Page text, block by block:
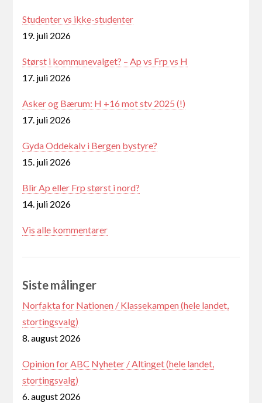
Studenter vs ikke-studenter
19. juli 2026
Størst i kommunevalget? – Ap vs Frp vs H
17. juli 2026
Asker og Bærum: H +16 mot stv 2025 (!)
17. juli 2026
Gyda Oddekalv i Bergen bystyre?
15. juli 2026
Blir Ap eller Frp størst i nord?
14. juli 2026
Vis alle kommentarer
Siste målinger
Norfakta for Nationen / Klassekampen (hele landet,
stortingsvalg)
8. august 2026
Opinion for ABC Nyheter / Altinget (hele landet,
stortingsvalg)
6. august 2026